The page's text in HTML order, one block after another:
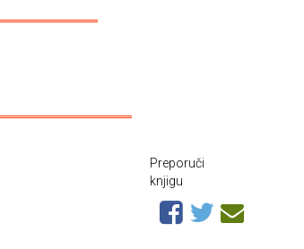
Preporuči
knjigu